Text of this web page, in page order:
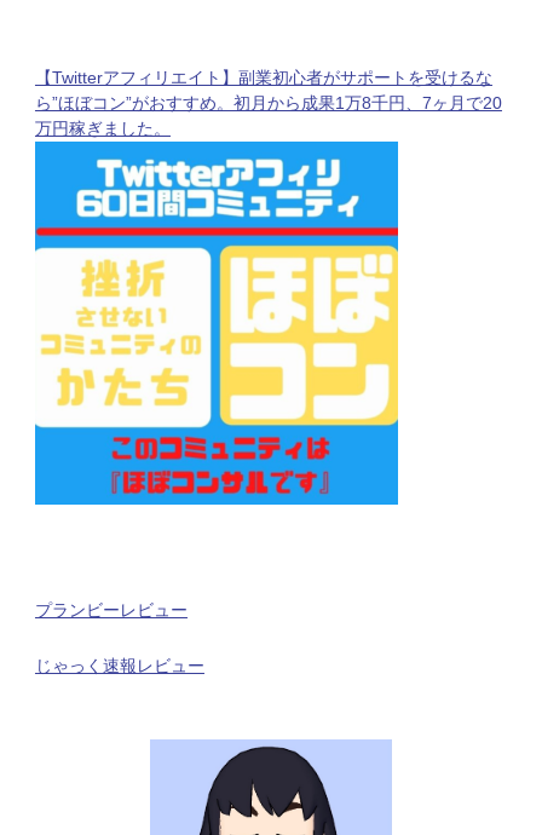
【Twitterアフィリエイト】副業初心者がサポートを受けるな
ら”ほぼコン”がおすすめ。初月から成果1万8千円、7ヶ月で20
万円稼ぎました。
プランビーレビュー
じゃっく速報レビュー